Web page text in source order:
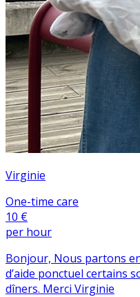
Virginie
One-time care
10 €
per hour
Bonjour, Nous partons
d’aide ponctuel certains
dîners. Merci Virginie